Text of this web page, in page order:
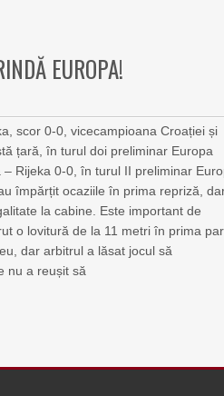
EUROPA!
scor 0-0, vicecampioana Croației și
țară, în turul doi preliminar Europa
Rijeka 0-0, în turul II preliminar
împărțit ocaziile în prima repriză,
la cabine. Este important de
o lovitură de la 11 metri în prima
dar arbitrul a lăsat jocul să
nu a reușit să